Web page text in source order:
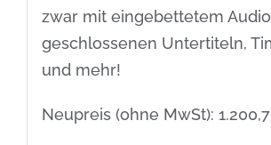
zwar mit eingebettetem
geschlossenen Untertiteln,
und mehr!
Neupreis (ohne MwSt):